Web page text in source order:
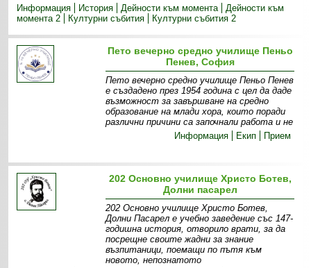
Информация
История Дейности към момента
Дейности към
момента 2
Културни събития Културни събития 2
Пето вечерно средно училище Пеньо
Пенев, София
Пето вечерно средно училище Пеньо Пенев
е създадено през 1954 година с цел да даде
възможност за завършване на средно
образование на млади хора, които поради
различни причини са започнали работа и не
Информация
Екип Прием
202 Основно училище Христо Ботев,
Долни пасарел
202 Основно училище Христо Ботев,
Долни Пасарел е учебно заведение със 147-
годишна история, отворило врати, за да
посрещне своите жадни за знание
възпитаници, поемащи по пътя към
новото, непознатото